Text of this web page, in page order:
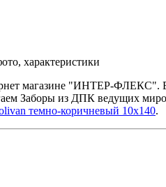
характеристики
магазине "ИНТЕР-
Заборы из ДПК ведущих
темно-коричневый 10х140.